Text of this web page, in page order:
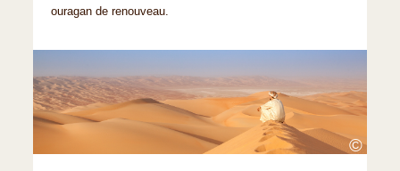
ouragan de renouveau.
©